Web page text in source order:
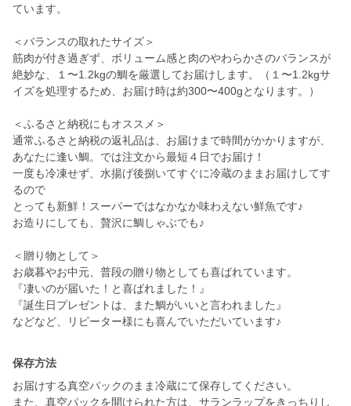
ています。
＜バランスの取れたサイズ＞
筋肉が付き過ぎず、ボリューム感と肉のやわらかさのバランスが
絶妙な、１〜1.2kgの鯛を厳選してお届けします。（１〜1.2kgサ
イズを処理するため、お届け時は約300〜400gとなります。）
＜ふるさと納税にもオススメ＞
通常ふるさと納税の返礼品は、お届けまで時間がかかりますが、
あなたに逢い鯛。では注文から最短４日でお届け！
一度も冷凍せず、水揚げ後捌いてすぐに冷蔵のままお届けしてす
るので
とっても新鮮！スーパーではなかなか味わえない鮮魚です♪
お造りにしても、贅沢に鯛しゃぶでも♪
＜贈り物として＞
お歳暮やお中元、普段の贈り物としても喜ばれています。
『凄いのが届いた！と喜ばれました！』
『誕生日プレゼントは、また鯛がいいと言われました』
などなど、リピーター様にも喜んでいただいています♪
保存方法
お届けする真空パックのまま冷蔵にて保存してください。
また、真空パックを開けられた方は、サランラップをきっちりし